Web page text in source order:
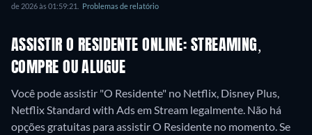
de 2026 às 01:59:21.
Problemas de relatório
ASSISTIR O RESIDENTE ONLINE: STREAMING,
COMPRE OU ALUGUE
Você pode assistir "O Residente" no Netflix, Disney Plus,
Netflix Standard with Ads em Stream legalmente. Não há
opções gratuitas para assistir O Residente no momento. Se